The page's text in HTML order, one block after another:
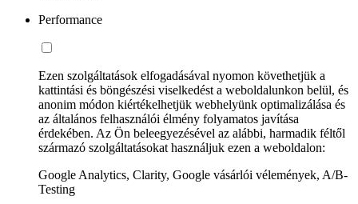
Performance
Ezen szolgáltatások elfogadásával nyomon követhetjük a
kattintási és böngészési viselkedést a weboldalunkon belül, és
anonim módon kiértékelhetjük webhelyünk optimalizálása és
az általános felhasználói élmény folyamatos javítása
érdekében. Az Ön beleegyezésével az alábbi, harmadik féltől
származó szolgáltatásokat használjuk ezen a weboldalon:
Google Analytics, Clarity, Google vásárlói vélemények, A/B-
Testing